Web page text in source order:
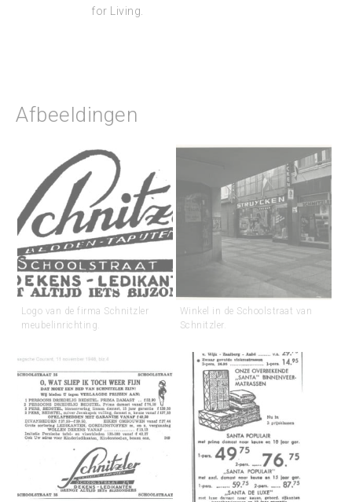
for Living.
Afbeeldingen
Logo van de firma Schnitzler
meubelinrichting.
Winkel in de Schoolstraat van
Schnitzler.